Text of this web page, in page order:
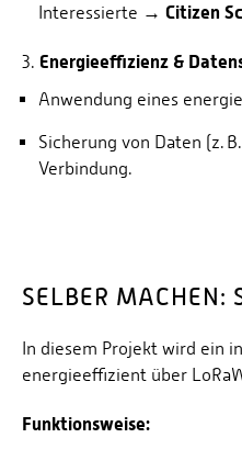
Interessierte → Citizen
3. Energieeffizienz &
Anwendung eines
Sicherung von Daten (z.
Verbindung.
SELBER MACHEN:
In diesem Projekt wird ein
energieeffizient über
Funktionsweise: